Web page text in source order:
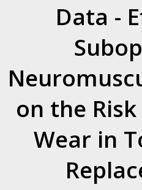
Data -
on the
Wear in